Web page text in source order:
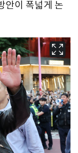
안이 폭넓게 논